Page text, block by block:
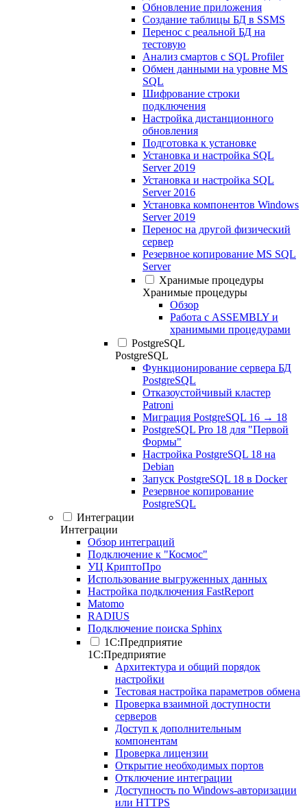
Обновление приложения
Создание таблицы БД в SSMS
Перенос с реальной БД на
тестовую
Анализ смартов с SQL Profiler
Обмен данными на уровне MS
SQL
Шифрование строки
подключения
Настройка дистанционного
обновления
Подготовка к установке
Установка и настройка SQL
Server 2019
Установка и настройка SQL
Server 2016
Установка компонентов Windows
Server 2019
Перенос на другой физический
сервер
Резервное копирование MS SQL
Server
Хранимые процедуры
Хранимые процедуры
Обзор
Работа с ASSEMBLY и
хранимыми процедурами
PostgreSQL
PostgreSQL
Функционирование сервера БД
PostgreSQL
Отказоустойчивый кластер
Patroni
Миграция PostgreSQL 16 → 18
PostgreSQL Pro 18 для "Первой
Формы"
Настройка PostgreSQL 18 на
Debian
Запуск PostgreSQL 18 в Docker
Резервное копирование
PostgreSQL
Интеграции
Интеграции
Обзор интеграций
Подключение к "Космос"
УЦ КриптоПро
Использование выгруженных данных
Настройка подключения FastReport
Matomo
RADIUS
Подключение поиска Sphinx
1С:Предприятие
1С:Предприятие
Архитектура и общий порядок
настройки
Тестовая настройка параметров обмена
Проверка взаимной доступности
серверов
Доступ к дополнительным
компонентам
Проверка лицензии
Открытие необходимых портов
Отключение интеграции
Доступность по Windows-авторизации
или HTTPS